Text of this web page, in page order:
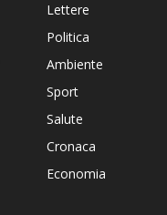
Lettere
Politica
Ambiente
Sport
Salute
Cronaca
Economia